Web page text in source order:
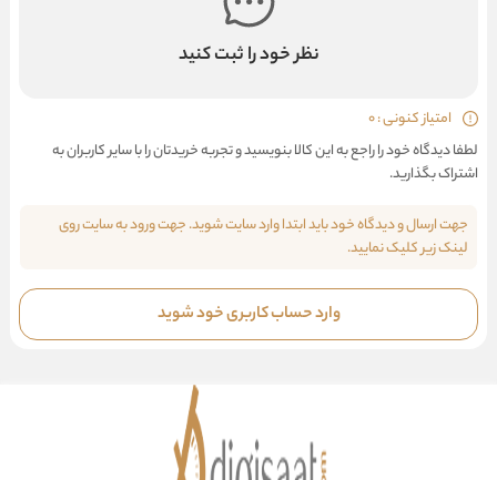
نظر خود را ثبت کنید
امتیاز کنونی : 0
لطفا دیدگاه خود را راجع به این کالا بنویسید و تجربه خریدتان را با سایر کاربران به
اشتراک بگذارید.
جهت ارسال و دیدگاه خود باید ابتدا وارد سایت شوید. جهت ورود به سایت روی
لینک زیر کلیک نمایید.
وارد حساب کاربری خود شوید